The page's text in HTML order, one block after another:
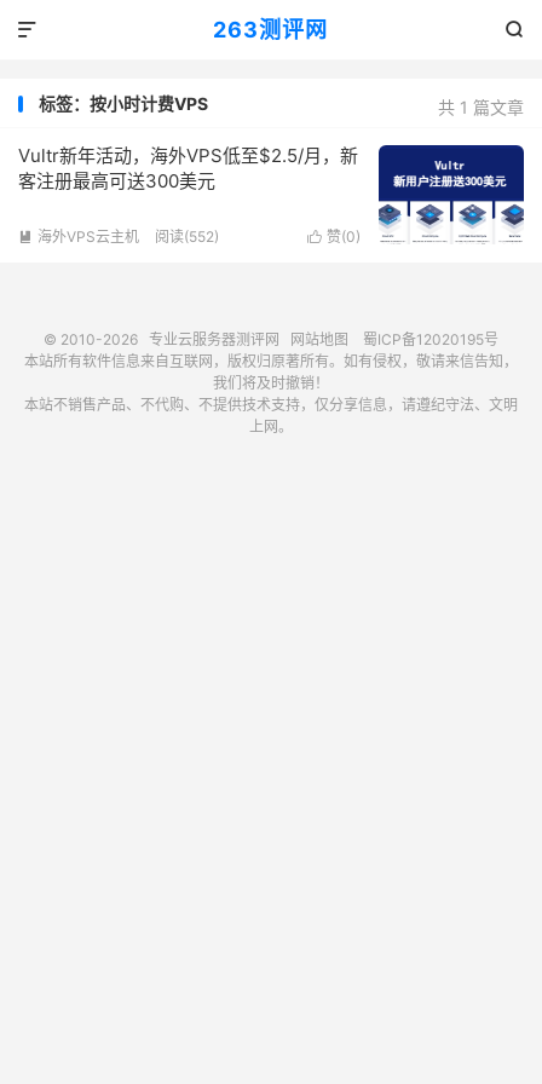
263测评网 

共 1 篇文章
标签：按小时计费VPS
Vultr新年活动，海外VPS低至$2.5/月，新
客注册最高可送300美元
 赞(0)
 海外VPS云主机 阅读(552)
© 2010-2026 专业云服务器测评网 网站地图
蜀ICP备12020195号
本站所有软件信息来自互联网，版权归原著所有。如有侵权，敬请来信告知，
我们将及时撤销！
本站不销售产品、不代购、不提供技术支持，仅分享信息，请遵纪守法、文明
上网。